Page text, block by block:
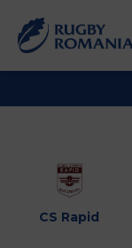
in
CS Rapid